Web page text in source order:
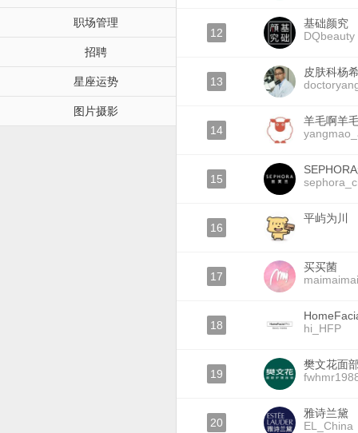
职场管理
招聘
星座运势
图片摄影
12
基础颜究
DQbeauty
13
皮肤科杨
14
羊毛啊羊
15
16
平屿为川
17
买买菌
18
hi_HFP
19
樊文花面
20
雅诗兰黛
EL_China